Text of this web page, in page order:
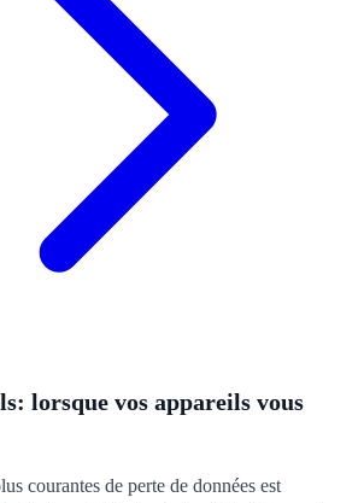
lorsque vos appareils vous
courantes de perte de données est